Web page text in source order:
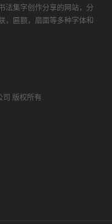
法集字创作分享的网站，分
，匾额，扇面等多种字体和
版权所有